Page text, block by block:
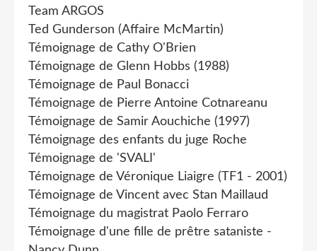
Team ARGOS
Ted Gunderson (Affaire McMartin)
Témoignage de Cathy O'Brien
Témoignage de Glenn Hobbs (1988)
Témoignage de Paul Bonacci
Témoignage de Pierre Antoine Cotnareanu
Témoignage de Samir Aouchiche (1997)
Témoignage des enfants du juge Roche
Témoignage de 'SVALI'
Témoignage de Véronique Liaigre (TF1 - 2001)
Témoignage de Vincent avec Stan Maillaud
Témoignage du magistrat Paolo Ferraro
Témoignage d'une fille de prêtre sataniste -